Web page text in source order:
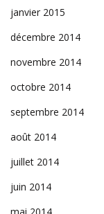
janvier 2015
décembre 2014
novembre 2014
octobre 2014
septembre 2014
août 2014
juillet 2014
juin 2014